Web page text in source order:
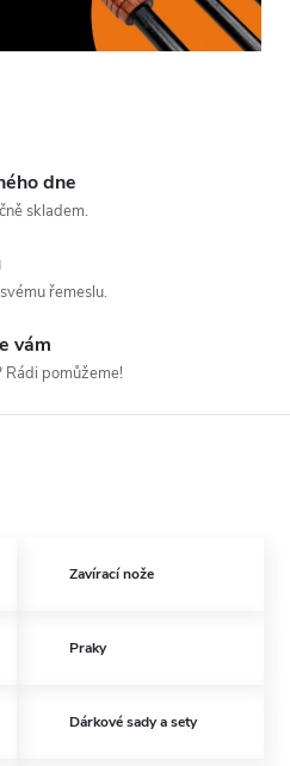
dne
skladem.
řemeslu.
vám
pomůžeme!
Zavírací nože
Praky
Dárkové sady a sety